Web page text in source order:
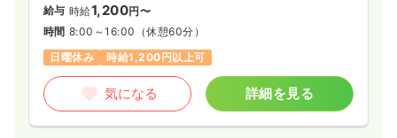
給与 時給1,200円〜
時間 8:00～16:00 （休憩60分）
日曜休み
時給1,200円以上可
気になる 詳細を見る